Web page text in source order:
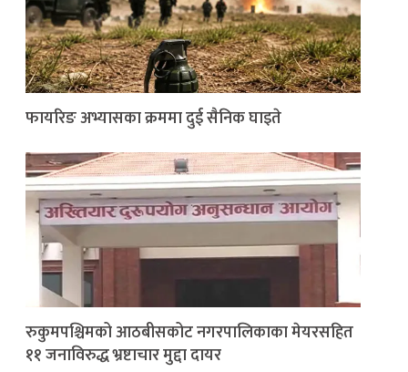
फायरिङ अभ्यासका क्रममा दुई सैनिक घाइते
रुकुमपश्चिमको आठबीसकोट नगरपालिकाका मेयरसहित
११ जनाविरुद्ध भ्रष्टाचार मुद्दा दायर